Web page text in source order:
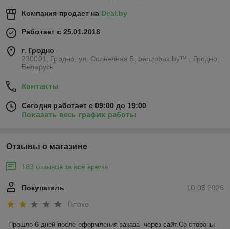
Компания продает на Deal.by
Работает с 25.01.2018
г. Гродно
230001, Гродно, ул. Солнечная 5, benzobak.by™ , Гродно,
Беларусь
Контакты
Сегодня работает с 09:00 до 19:00
Показать весь график работы
Отзывы о магазине
183 отзывов за всё время
10.05.2026
Покупатель
Плохо
Прошло 6 дней после оформления заказа  через сайт.Со стороны